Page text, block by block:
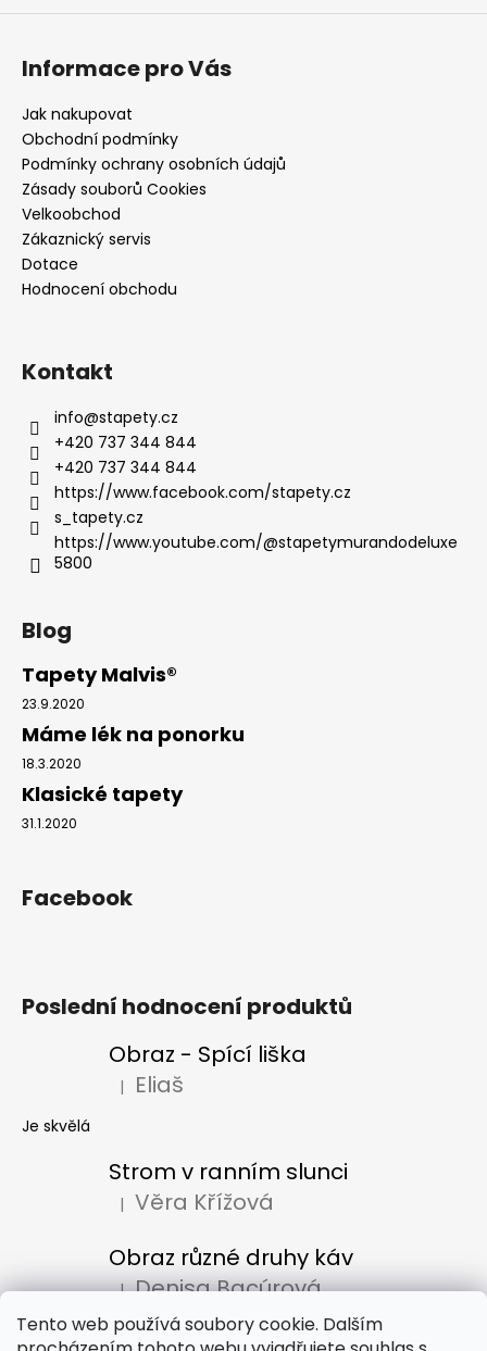
Tento web používá soubory cookie. Dalším
Informace pro Vás
Jak nakupovat
Obchodní podmínky
Podmínky ochrany osobních údajů
Zásady souborů Cookies
Velkoobchod
Zákaznický servis
Dotace
Hodnocení obchodu
Kontakt
info@stapety.cz
+420 737 344 844
+420 737 344 844
https://www.facebook.com/stapety.cz
s_tapety.cz
https://www.youtube.com/@stapetymurandodeluxe
5800
Blog
Tapety Malvis®
23.9.2020
Máme lék na ponorku
18.3.2020
Klasické tapety
31.1.2020
Facebook
Poslední hodnocení produktů
Obraz - Spící liška
Hodnocení produktu je 5 z 5 hvězdiček.
| Eliaš
Je skvělá
Strom v ranním slunci
Hodnocení produktu je 5 z 5 hvězdiček.
| Věra Křížová
Obraz různé druhy káv
Hodnocení produktu je 5 z 5 hvězdiček.
| Denisa Bacúrová